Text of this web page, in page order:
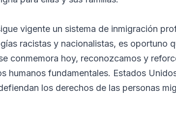
vigente un sistema de inmigración
racistas y nacionalistas, es oportuno
conmemora hoy, reconozcamos y
humanos fundamentales. Estados
los derechos de las personas